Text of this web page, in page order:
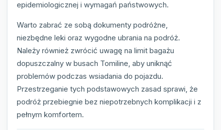
epidemiologicznej i wymagań państwowych.
Warto zabrać ze sobą dokumenty podróżne,
niezbędne leki oraz wygodne ubrania na podróż.
Należy również zwrócić uwagę na limit bagażu
dopuszczalny w busach Tomiline, aby uniknąć
problemów podczas wsiadania do pojazdu.
Przestrzeganie tych podstawowych zasad sprawi, że
podróż przebiegnie bez niepotrzebnych komplikacji i z
pełnym komfortem.